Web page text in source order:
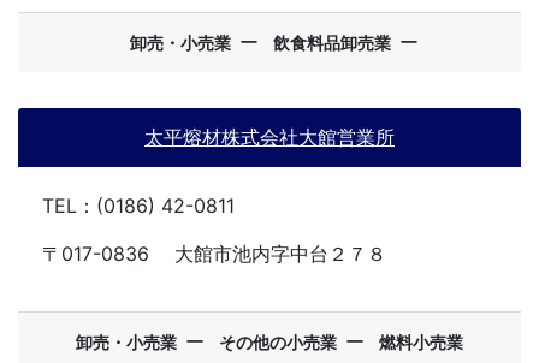
卸売・小売業 ー 飲食料品卸売業 ー
太平熔材株式会社大館営業所
TEL：(0186) 42-0811
〒017-0836
大館市池内字中台２７８
卸売・小売業 ー その他の小売業 ー 燃料小売業